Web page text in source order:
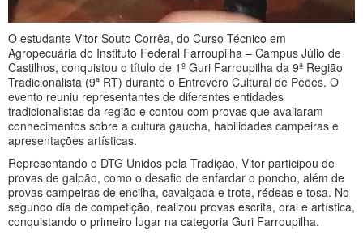
O estudante Vitor Souto Corrêa, do Curso Técnico em
Agropecuária do Instituto Federal Farroupilha – Campus Júlio de
Castilhos, conquistou o título de 1º Guri Farroupilha da 9ª Região
Tradicionalista (9ª RT) durante o Entrevero Cultural de Peões. O
evento reuniu representantes de diferentes entidades
tradicionalistas da região e contou com provas que avaliaram
conhecimentos sobre a cultura gaúcha, habilidades campeiras e
apresentações artísticas.
Representando o DTG Unidos pela Tradição, Vitor participou de
provas de galpão, como o desafio de enfardar o poncho, além de
provas campeiras de encilha, cavalgada e trote, rédeas e tosa. No
segundo dia de competição, realizou provas escrita, oral e artística,
conquistando o primeiro lugar na categoria Guri Farroupilha.